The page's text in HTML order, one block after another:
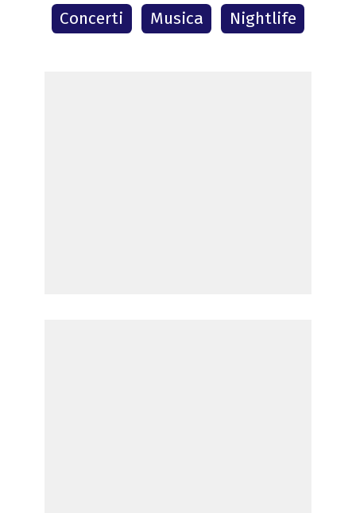
Concerti Musica Nightlife